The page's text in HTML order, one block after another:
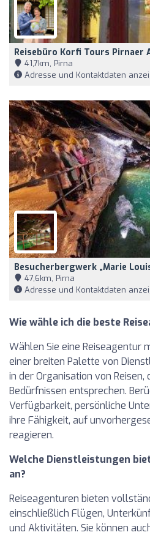
Reisebüro Korfi Tours Pirnaer
41,7km, Pirna
Adresse und Kontaktdaten
Besucherbergwerk „Marie
47,6km, Pirna
Adresse und Kontaktdaten
Wie wähle ich die beste
Wählen Sie eine Reiseagentur
einer breiten Palette von
in der Organisation von Reisen,
Bedürfnissen entsprechen.
Verfügbarkeit, persönliche
ihre Fähigkeit, auf
reagieren.
Welche Dienstleistungen
an?
Reiseagenturen bieten
einschließlich Flügen,
und Aktivitäten. Sie können